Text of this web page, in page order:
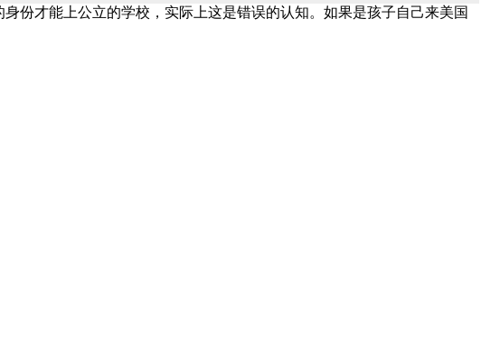
份才能上公立的学校，实际上这是错误的认知。如果是孩子自己来美国